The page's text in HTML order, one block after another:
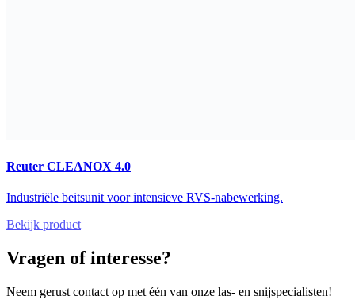
Reuter CLEANOX 4.0
Industriële beitsunit voor intensieve RVS-nabewerking.
Bekijk product
Vragen of interesse?
Neem gerust contact op met één van onze las- en snijspecialisten!